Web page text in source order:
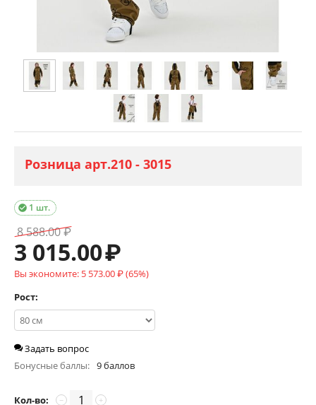
Розница арт.210 - 3015
1 шт.

8 588.00₽
3 015.00₽
Вы экономите: 5 573.00₽(65%)
Рост:
Задать вопрос
Бонусные баллы: 9 баллов
Кол-во: +
−